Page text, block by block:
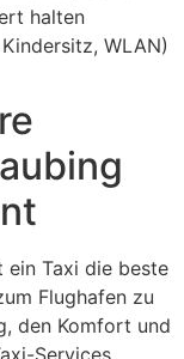
halten
WLAN)
ein Taxi die beste
Flughafen zu
den Komfort und
Services